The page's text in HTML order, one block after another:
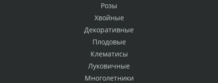
Розы
Хвойные
Декоративные
Плодовые
Клематисы
Луковичные
Многолетники